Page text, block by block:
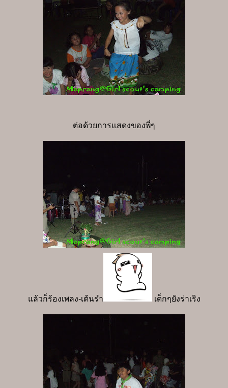
ต่อด้วยการแสดงของพี่ๆ
แล้วก็ร้องเพลง-เต้นรำ เด็กๆยังร่าเริง